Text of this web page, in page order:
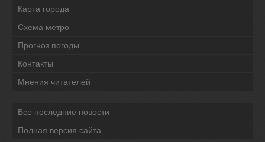
Карта города
Схема метро
Прогноз погоды
Контакты
Мнения читателей
Все последние новости
Полная версия сайта